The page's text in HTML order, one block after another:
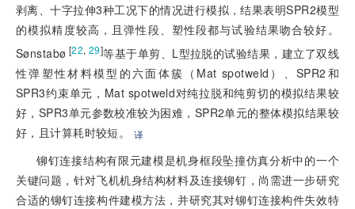
剥离、十字拉伸3种工况下的情况进行模拟，结果表明SPR2模型
的模拟精度较高，且弹性段、塑性段都与试验结果吻合较好。
Sønstabø [22, 29]等基于单剪、L型拉脱的试验结果，建立了双线
性弹塑性材料模型的六面体簇（Mat spotweld）、SPR2和
SPR3约束单元，Mat spotweld对纯拉脱和纯剪切的模拟结果较
好，SPR3单元参数校准较为困难，SPR2单元的整体模拟结果较
好，且计算耗时较短。
译
铆钉连接结构有限元建模是机身框段坠撞仿真分析中的一个
关键问题，针对飞机机身结构材料及连接铆钉，尚需进一步研究
合适的铆钉连接构件建模方法，并研究其对铆钉连接构件失效特